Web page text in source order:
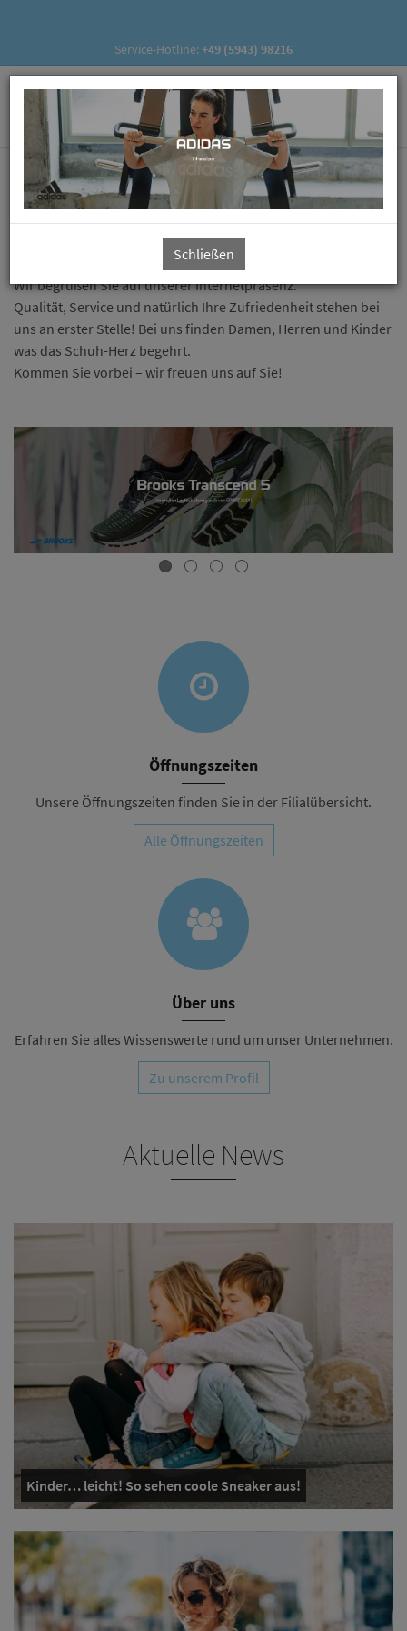
Service-Hotline: +49 (5943) 98216
Herzlich willkommen
Wir begrüßen Sie auf unserer Internetpräsenz.
Qualität, Service und natürlich Ihre Zufriedenheit stehen bei
uns an erster Stelle! Bei uns finden Damen, Herren und Kinder
was das Schuh-Herz begehrt.
Kommen Sie vorbei – wir freuen uns auf Sie!
Öffnungszeiten
Unsere Öffnungszeiten finden Sie in der Filialübersicht.
Alle Öffnungszeiten
Über uns
Erfahren Sie alles Wissenswerte rund um unser Unternehmen.
Zu unserem Profil
Aktuelle News
Kinder… leicht! So sehen coole Sneaker aus!
Schließen